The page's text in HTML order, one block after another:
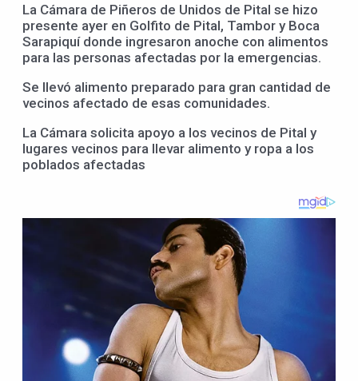
La Cámara de Piñeros de Unidos de Pital se hizo
presente ayer en Golfito de Pital, Tambor y Boca
Sarapiquí donde ingresaron anoche con alimentos
para las personas afectadas por la emergencias.
Se llevó alimento preparado para gran cantidad de
vecinos afectado de esas comunidades.
La Cámara solicita apoyo a los vecinos de Pital y
lugares vecinos para llevar alimento y ropa a los
poblados afectadas